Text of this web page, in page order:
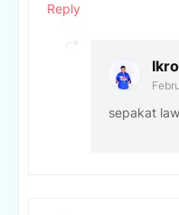
Reply
sepakat